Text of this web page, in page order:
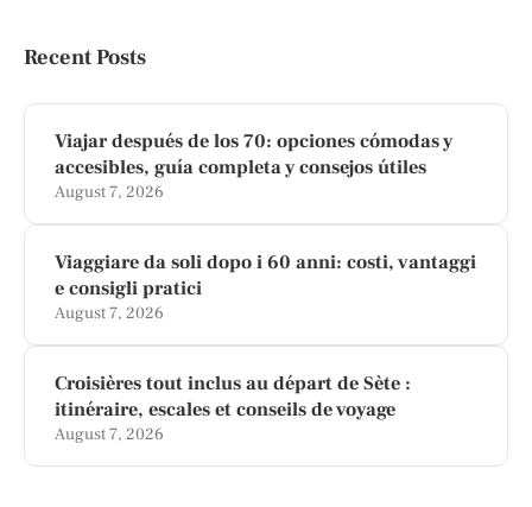
Recent Posts
Viajar después de los 70: opciones cómodas y
accesibles, guía completa y consejos útiles
August 7, 2026
Viaggiare da soli dopo i 60 anni: costi, vantaggi
e consigli pratici
August 7, 2026
Croisières tout inclus au départ de Sète :
itinéraire, escales et conseils de voyage
August 7, 2026